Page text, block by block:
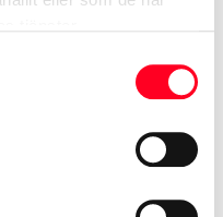
dimension som